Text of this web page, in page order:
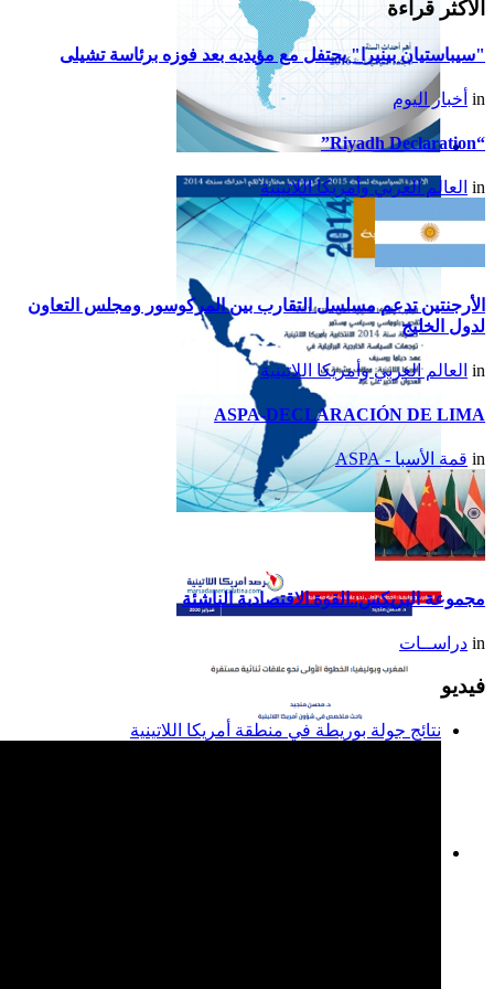
تقرير أمريكا اللاتينية لسنة
2015
تقرير أمريكا اللاتينية لسنة
2014
الأكثر قراءة
"سيباستيان بينيرا" يحتفل مع مؤيديه بعد فوزه برئاسة تشيلى
in أخبار اليوم
“Riyadh Declaration”
in العالم العربي وأمريكا اللاتينية
الأرجنتين تدعم مسلسل التقارب بين المركوسور ومجلس التعاون
لدول الخليج
in العالم العربي وأمريكا اللاتينية
ASPA-DECLARACIÓN DE LIMA
in قمة الأسبا - ASPA
مجموعة البريكس..القوة الاقتصادية الناشئة
in دراســات
فيديو
نتائج جولة بوريطة في منطقة أمريكا اللاتينية